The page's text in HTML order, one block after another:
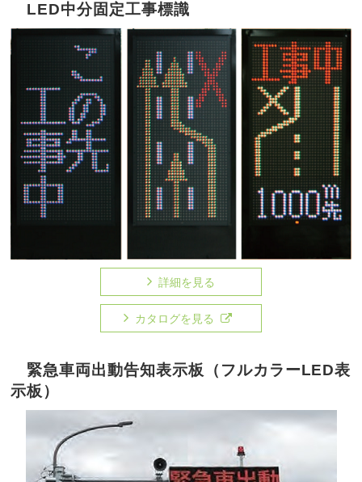
LED中分固定工事標識
詳細を見る
カタログを見る
緊急車両出動告知表示板（フルカラーLED表
示板）